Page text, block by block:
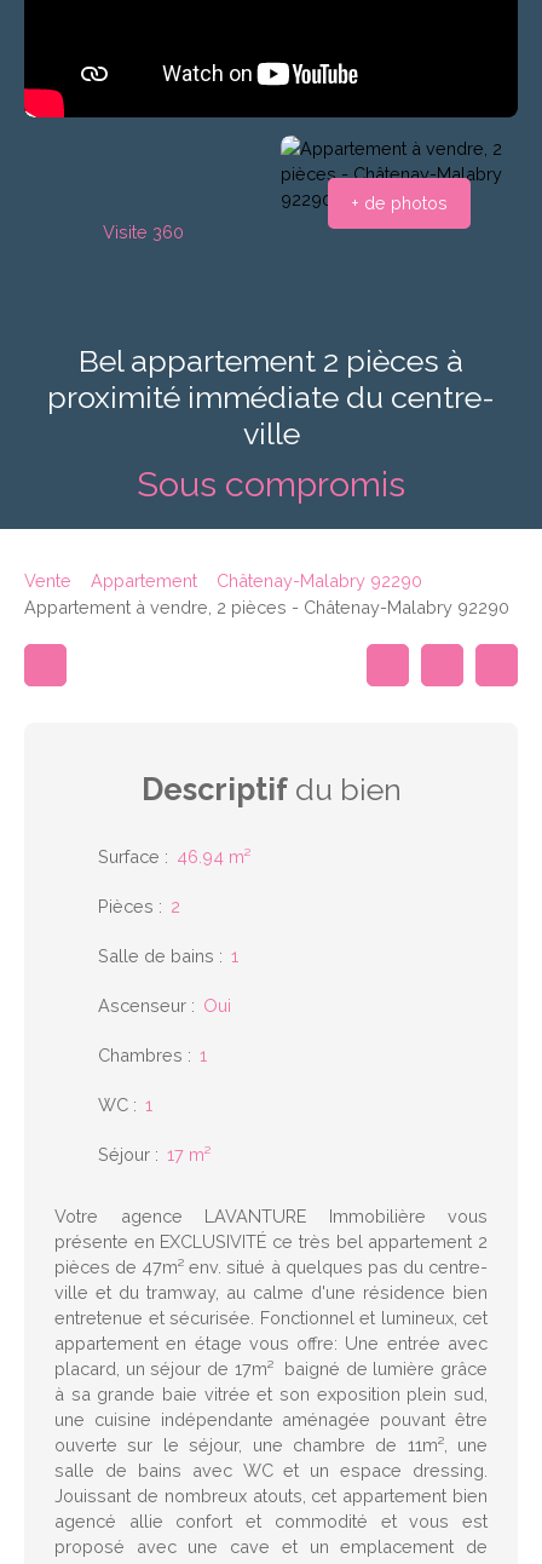
Visite 360
+ de photos
Bel appartement 2 pièces à
proximité immédiate du centre-
ville
Sous compromis
Vente Appartement
Châtenay-Malabry 92290
Appartement à vendre, 2 pièces - Châtenay-Malabry 92290
Descriptifdu bien
Surface : 46.94 m²
Pièces : 2
Salle de bains : 1
Ascenseur : Oui
Chambres : 1
WC : 1
Séjour : 17 m²
Votre agence LAVANTURE Immobilière vous
présente en EXCLUSIVITÉ ce très bel appartement 2
pièces de 47m² env. situé à quelques pas du centre-
ville et du tramway, au calme d'une résidence bien
entretenue et sécurisée. Fonctionnel et lumineux, cet
appartement en étage vous offre: Une entrée avec
placard, un séjour de 17m² baigné de lumière grâce
à sa grande baie vitrée et son exposition plein sud,
une cuisine indépendante aménagée pouvant être
ouverte sur le séjour, une chambre de 11m², une
salle de bains avec WC et un espace dressing.
Jouissant de nombreux atouts, cet appartement bien
agencé allie confort et commodité et vous est
proposé avec une cave et un emplacement de